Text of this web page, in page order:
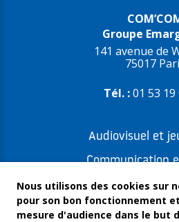
Groupe
141 avenue de
75017
Tél. :01 53 19
Audiovisuel et
Communication
Freelances et
Musique et
Nous utilisons des cookies sur
pour son bon fonctionnement
mesure d'audience dans le but